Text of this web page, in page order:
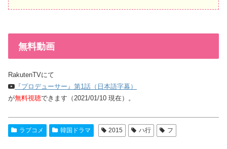
無料動画
RakutenTVにて
『プロデューサー』第1話（日本語字幕）
が無料視聴できます（2021/01/10 現在）。
ラブコメ 韓国ドラマ 2015 ハ行 フ